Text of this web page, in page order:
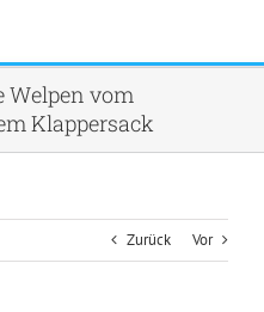
Welpen vom
Klappersack
Zurück Vor